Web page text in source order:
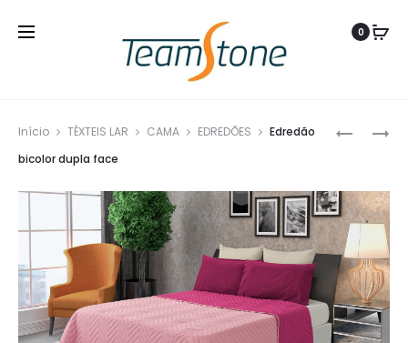
0
PIJAMA,
AZUL
JOGO
BARRA
FLORAL
E
BRANCO
Início TÊXTEIS LAR CAMA EDREDÕES
Edredão
bicolor dupla face